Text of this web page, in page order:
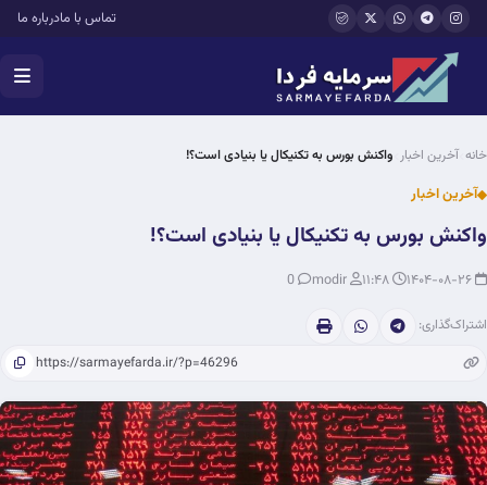
رفتن به محتوای اصلی تماس با مادرباره ما
خانه آخرین اخبار واکنش بورس به تکنیکال یا بنیادی است؟!
آخرین اخبار
واکنش بورس به تکنیکال یا بنیادی است؟!
اشتراک‌گذاری: